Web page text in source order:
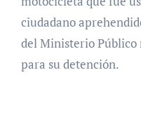
ciudadano
del Ministerio Público
para su detención.